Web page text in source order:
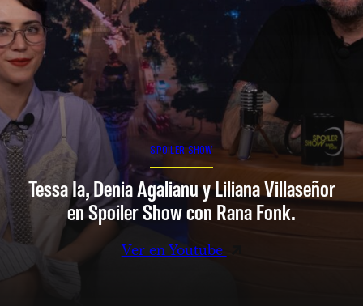
SPOILER SHOW
Tessa Ia, Denia Agalianu y Liliana Villaseñor
en Spoiler Show con Rana Fonk.
Ver en Youtube